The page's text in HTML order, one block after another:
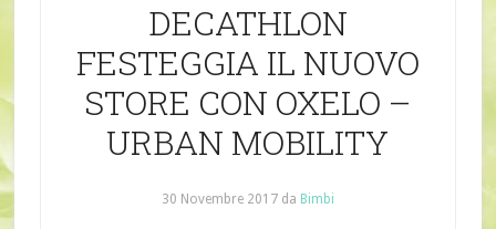
DECATHLON
FESTEGGIA IL NUOVO
STORE CON OXELO –
URBAN MOBILITY
30 Novembre 2017da Bimbi